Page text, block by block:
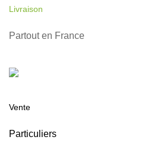
Livraison
Partout en France
Vente
Particuliers